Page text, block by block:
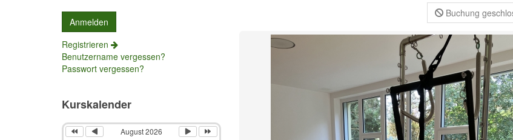
Buchung
Registrieren
Benutzername vergessen?
Passwort vergessen?
Kurskalender
August 2026